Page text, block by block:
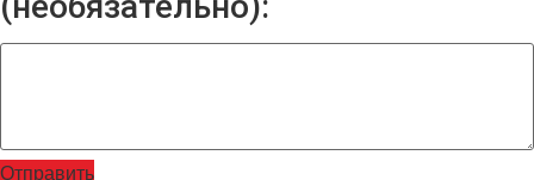
Отправить